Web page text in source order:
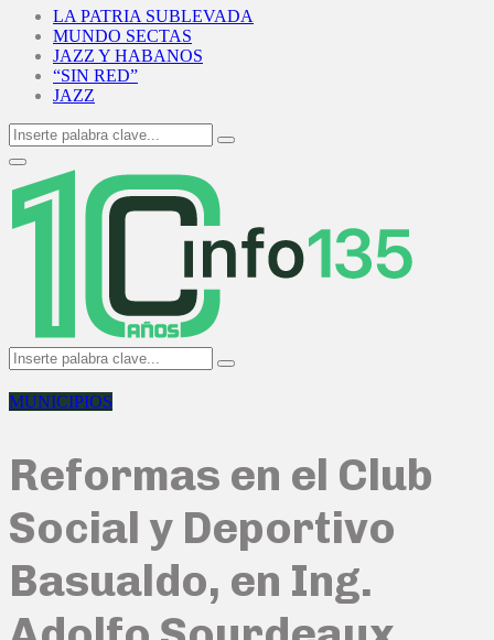
LA PATRIA SUBLEVADA
MUNDO SECTAS
JAZZ Y HABANOS
“SIN RED”
JAZZ
Search
for:
Search
Primary
Menu
Search
for:
Search
MUNICIPIOS
Reformas en el Club
Social y Deportivo
Basualdo, en Ing.